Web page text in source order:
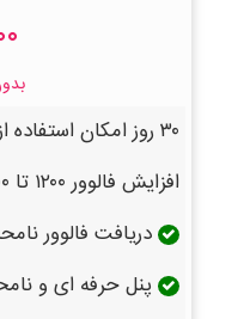
۳۰ روز امکان استفاده از پنل
افزایش فالوور ۱۲۰۰ تا ۴۵۰۰ نفر
دریافت فالوور
پنل حرفه ای و